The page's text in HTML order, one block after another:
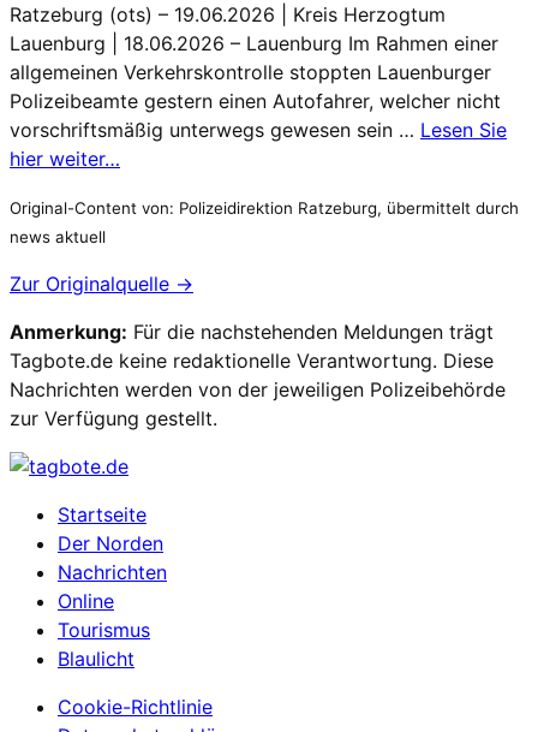
Ratzeburg (ots) – 19.06.2026 | Kreis Herzogtum
Lauenburg | 18.06.2026 – Lauenburg Im Rahmen einer
allgemeinen Verkehrskontrolle stoppten Lauenburger
Polizeibeamte gestern einen Autofahrer, welcher nicht
vorschriftsmäßig unterwegs gewesen sein … Lesen Sie
hier weiter…
Original-Content von: Polizeidirektion Ratzeburg, übermittelt durch
news aktuell
Zur Originalquelle →
Anmerkung: Für die nachstehenden Meldungen trägt
Tagbote.de keine redaktionelle Verantwortung. Diese
Nachrichten werden von der jeweiligen Polizeibehörde
zur Verfügung gestellt.
Startseite
Der Norden
Nachrichten
Online
Tourismus
Blaulicht
Cookie-Richtlinie